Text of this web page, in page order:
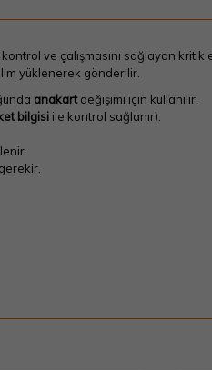
ve çalışmasını sağlayan kritik
yüklenerek gönderilir.
anakartdeğişimi için kullanılır.
bilgisiile kontrol sağlanır).